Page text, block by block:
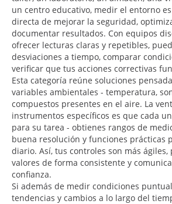
un centro educativo, medir el entorno
directa de mejorar la seguridad,
documentar resultados. Con equipos
ofrecer lecturas claras y repetibles,
desviaciones a tiempo, comparar
verificar que tus acciones correctivas
Esta categoría reúne soluciones
variables ambientales - temperatura,
compuestos presentes en el aire. La
instrumentos específicos es que cada
para su tarea - obtienes rangos de
buena resolución y funciones prácticas
diario. Así, tus controles son más
valores de forma consistente y
confianza.
Si además de medir condiciones
tendencias y cambios a lo largo del